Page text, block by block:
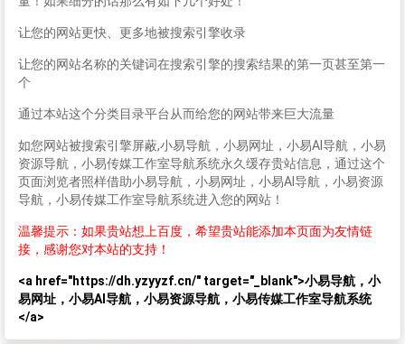
让您的网站更快、更多地被搜索引擎收录
让您的网站名称的关键词在搜索引擎的搜索结果的第一页甚至第一
个
通过本站这个分类目录平台从而给您的网站带来巨大流量
如您网站被搜索引擎屏蔽,小易导航，小易网址，小易AI导航，小易
资源导航，小易传媒工作室导航系统永久缓存贵站信息，通过这个
页面浏览者照样借助小易导航，小易网址，小易AI导航，小易资源
导航，小易传媒工作室导航系统进入您的网站！
温馨提示：如果贵站想上百度，希望贵站能添加本页面为友情链
接，感谢您对本站的支持！
<a href="https://dh.yzyyzf.cn/" target="_blank">小易导航，小
易网址，小易AI导航，小易资源导航，小易传媒工作室导航系统
</a>